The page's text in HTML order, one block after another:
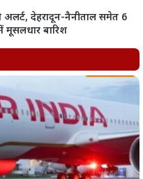
अलर्ट, देहरादून-नैनीताल समेत 6
मूसलधार बारिश